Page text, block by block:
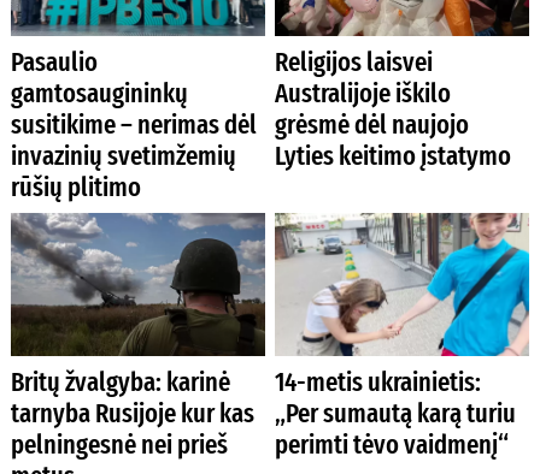
Pasaulio
gamtosaugininkų
susitikime – nerimas dėl
invazinių svetimžemių
rūšių plitimo
Religijos laisvei
Australijoje iškilo
grėsmė dėl naujojo
Lyties keitimo įstatymo
Britų žvalgyba: karinė
tarnyba Rusijoje kur kas
pelningesnė nei prieš
14-metis ukrainietis:
„Per sumautą karą turiu
perimti tėvo vaidmenį“